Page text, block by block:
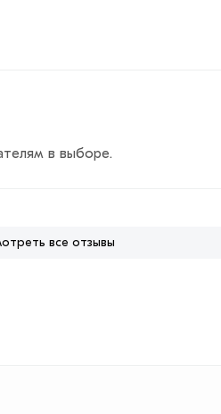
в выборе.
все отзывы